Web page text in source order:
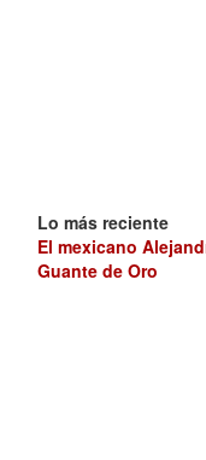
Lo más reciente
El mexicano
Guante de Oro